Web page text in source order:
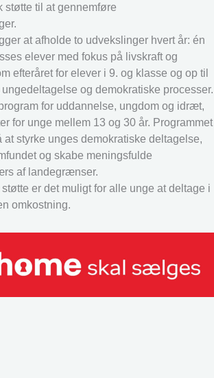
støtte til at gennemføre
at afholde to udvekslinger hvert år: én
elever med fokus på livskraft og
efteråret for elever i 9. og klasse og op til
og demokratiske processer.
for uddannelse, ungdom og idræt,
for unge mellem 13 og 30 år. Programmet
styrke unges demokratiske deltagelse,
og skabe meningsfulde
af landegrænser.
er det muligt for alle unge at deltage i
omkostning.